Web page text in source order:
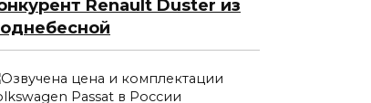
Renault Duster из